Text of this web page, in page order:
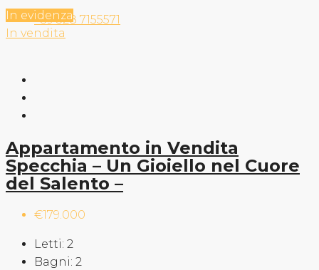
+39 328 7155571
In evidenza
In vendita
Appartamento in Vendita
Specchia – Un Gioiello nel Cuore
del Salento –
€179.000
Letti: 2
Bagni: 2